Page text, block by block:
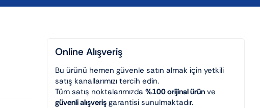
Online Alışveriş
Bu ürünü hemen güvenle satın almak için yetkili
satış kanallarımızı tercih edin.
Tüm satış noktalarımızda %100 orijinal ürün ve
güvenli alışveriş garantisi sunulmaktadır.